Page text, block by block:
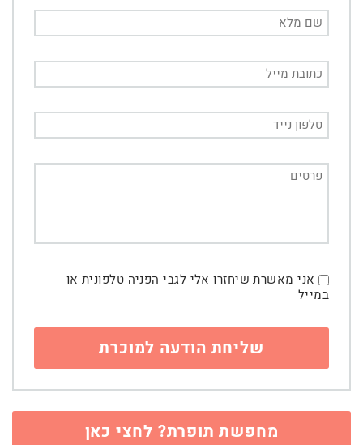
אני מאשרת שיחזרו אלי לגבי הפניה טלפונית או
במייל
מחפשת תופרת? לחצי כאן